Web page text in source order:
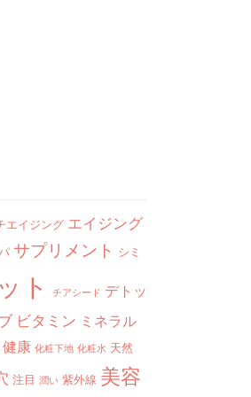
エイジング エイジング
サプリメント シミ
ト チアシード デトッ
ビタミン ミネラル
健康 化粧下地 化粧水 天然
注目 潤い 紫外線 美容